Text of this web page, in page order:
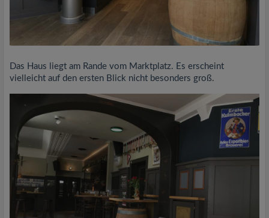
Das Haus liegt am Rande vom Marktplatz. Es erscheint
vielleicht auf den ersten Blick nicht besonders groß.